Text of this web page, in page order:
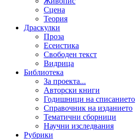
Сцена
Теория
Драскулки
Проза
Есеистика
Свободен текст
Видрица
Библиотека
За проекта...
Авторски книги
Годишници на списанието
Справочник на изданието
Тематични сборници
Научни изследвания
Рубрики